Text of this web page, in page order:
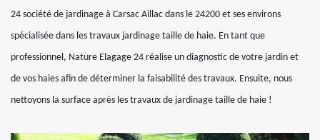
24 société de jardinage à Carsac Aillac dans le 24200 et ses environs
spécialisée dans les travaux jardinage taille de haie. En tant que
professionnel, Nature Elagage 24 réalise un diagnostic de votre jardin et
de vos haies afin de déterminer la faisabilité des travaux. Ensuite, nous
nettoyons la surface après les travaux de jardinage taille de haie !